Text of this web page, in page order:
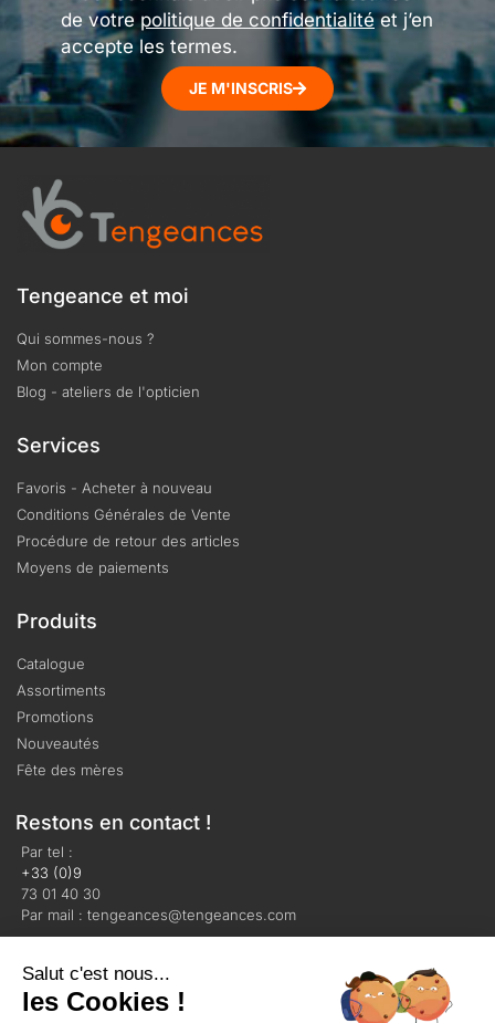
de votrepolitique de confidentialitéet j’en
accepte les termes.
JE M'INSCRIS
Tengeance et moi
Qui sommes-nous ?
Mon compte
Blog - ateliers de l'opticien
Services
Favoris - Acheter à nouveau
Conditions Générales de Vente
Procédure de retour des articles
Moyens de paiements
Produits
Catalogue
Assortiments
Promotions
Nouveautés
Fête des mères
Restons en contact !
Par tel :
+33 (0)9
73 01 40 30
Par mail : tengeances@tengeances.com
Salut c'est nous...
les Cookies !